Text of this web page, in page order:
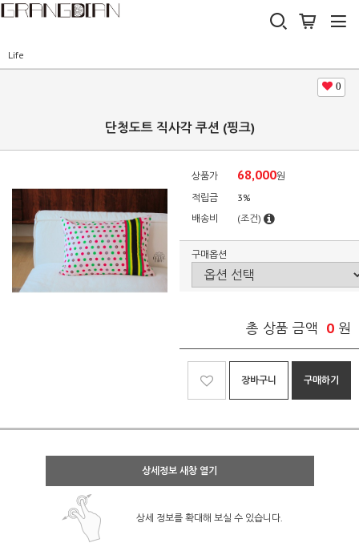
Life
0
단청도트 직사각 쿠션 (핑크)
상품가 68,000원
적립금
3%
배송비
(조건)
구매옵션
총 상품 금액 0 원
장바구니 구매하기
상세정보 새창 열기
상세 정보를 확대해 보실 수 있습니다.